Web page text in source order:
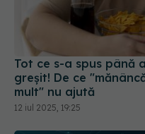
Tot ce s-a spus până
greșit! De ce
mult" nu ajută
12 iul 2025, 19:25